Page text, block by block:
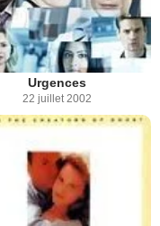
Urgences
22 juillet 2002